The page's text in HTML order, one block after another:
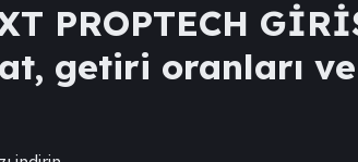
PROPTECH
getiri oranları